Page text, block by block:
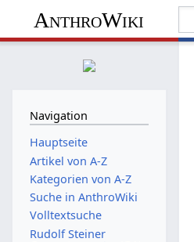
AnthroWiki
Navigation
Hauptseite
Artikel von A-Z
Kategorien von A-Z
Suche in AnthroWiki
Volltextsuche
Rudolf Steiner